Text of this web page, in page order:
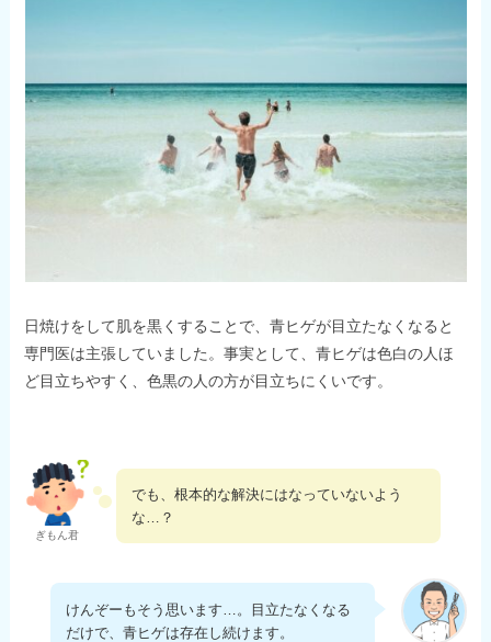
日焼けをして肌を黒くすることで、青ヒゲが目立たなくなると
専門医は主張していました。事実として、青ヒゲは色白の人ほ
ど目立ちやすく、色黒の人の方が目立ちにくいです。
ぎもん君
でも、根本的な解決にはなっていないよう
な…？
けんぞーもそう思います…。目立たなくなる
だけで、青ヒゲは存在し続けます。